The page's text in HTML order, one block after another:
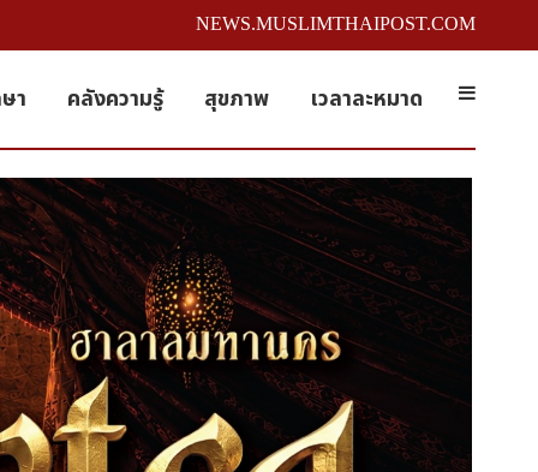
NEWS.MUSLIMTHAIPOST.COM
า คลังความรู้ สุขภาพ เวลาละหมาด